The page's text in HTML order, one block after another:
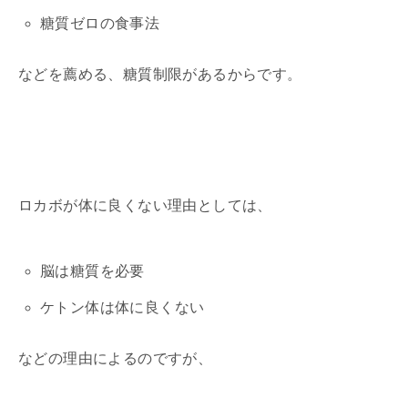
糖質ゼロの食事法
などを薦める、糖質制限があるからです。
ロカボが体に良くない理由としては、
脳は糖質を必要
ケトン体は体に良くない
などの理由によるのですが、